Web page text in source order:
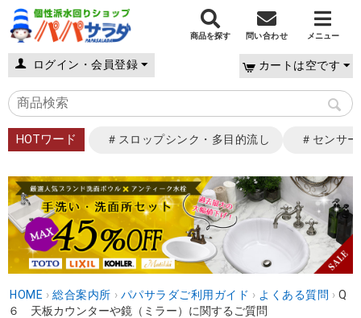
商品を探す 問い合わせ メニュー
ログイン・会員登録 カートは空です
HOTワード ＃スロップシンク・多目的流し ＃センサ
HOME › 総合案内所 › パパサラダご利用ガイド › よくある質問 › Q
６ 天板カウンターや鏡（ミラー）に関するご質問